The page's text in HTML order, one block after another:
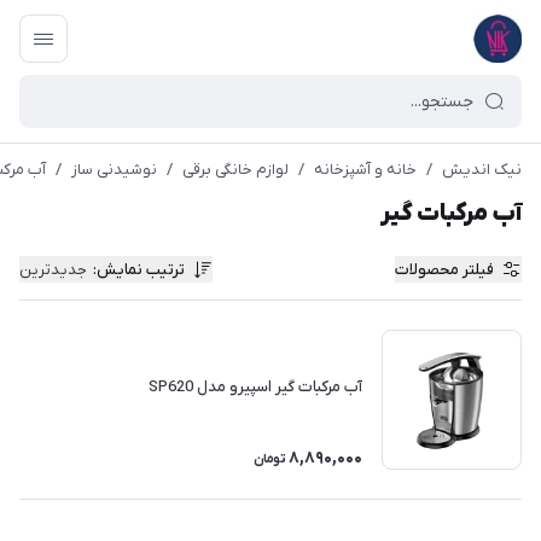
نیک اندیش / خانه و آشپزخانه / لوازم خانگی برقی / نوشیدنی ساز / آب
آب مرکبات گیر
فیلتر محصولات ترتیب نمایش: جدیدترین
آب مرکبات گیر اسپیرو مدل SP620
8,890,000 تومان